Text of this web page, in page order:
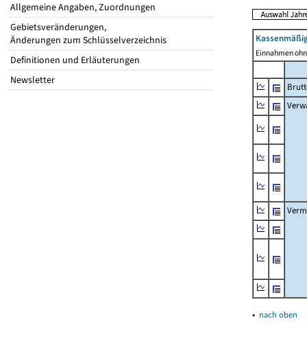
Allgemeine Angaben, Zuordnungen
Gebietsveränderungen,
Änderungen zum Schlüsselverzeichnis
Definitionen und Erläuterungen
Newsletter
Einnahmen
▴ nach oben